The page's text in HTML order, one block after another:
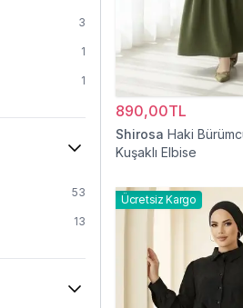
3
1
1
53
13
890,00TL
Shirosa Haki
Kuşaklı Elbise
Ücretsiz Kargo